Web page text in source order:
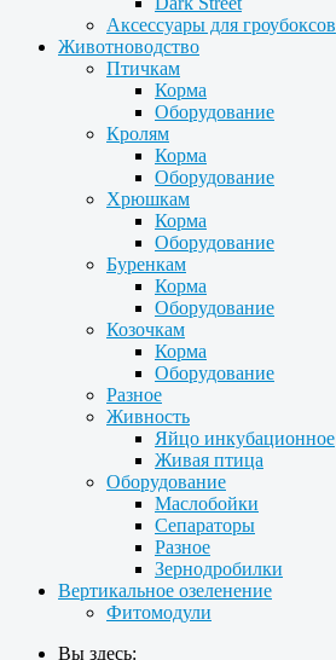
Аксессуары для гроубоксов
Животноводство
Птичкам
Корма
Оборудование
Кролям
Корма
Оборудование
Хрюшкам
Корма
Оборудование
Буренкам
Корма
Оборудование
Козочкам
Корма
Оборудование
Разное
Живность
Яйцо инкубационное
Живая птица
Оборудование
Маслобойки
Сепараторы
Разное
Зернодробилки
Вертикальное озеленение
Фитомодули
Вы здесь: